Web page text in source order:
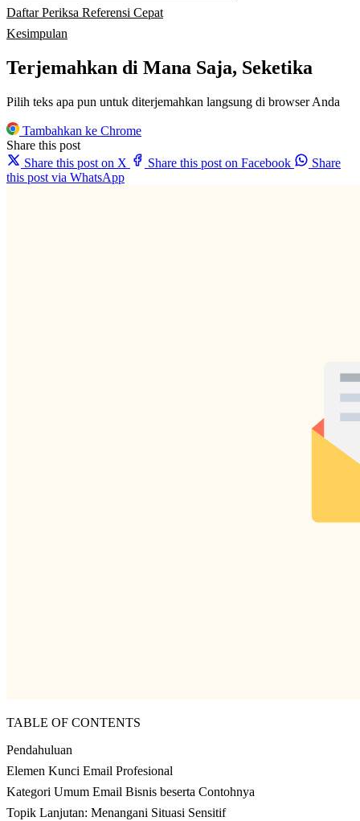
Daftar Periksa Referensi Cepat
Kesimpulan
Terjemahkan di Mana Saja, Seketika
Pilih teks apa pun untuk diterjemahkan langsung di browser Anda
Tambahkan ke Chrome
Share this post
Share this post on X
Share this post on Facebook
Share
this post via WhatsApp
TABLE OF CONTENTS
Pendahuluan
Elemen Kunci Email Profesional
Kategori Umum Email Bisnis beserta Contohnya
Topik Lanjutan: Menangani Situasi Sensitif